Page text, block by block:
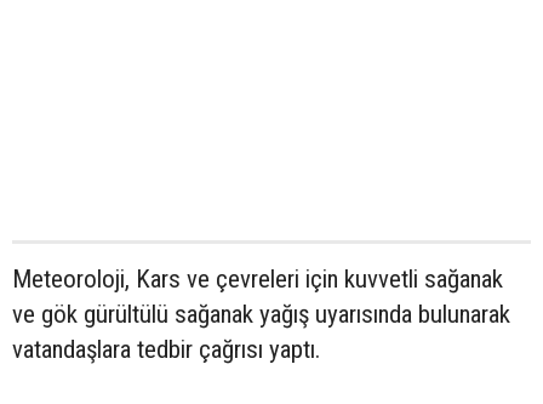
Meteoroloji, Kars ve çevreleri için kuvvetli sağanak
ve gök gürültülü sağanak yağış uyarısında bulunarak
vatandaşlara tedbir çağrısı yaptı.